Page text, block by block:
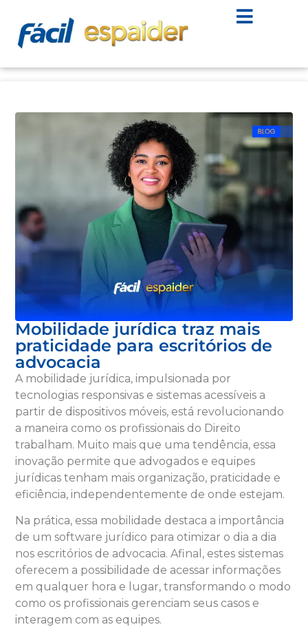
Mobilidade jurídica traz mais
praticidade para escritórios de
advocacia
A mobilidade jurídica, impulsionada por
tecnologias responsivas e sistemas acessíveis a
partir de dispositivos móveis, está revolucionando
a maneira como os profissionais do Direito
trabalham. Muito mais que uma tendência, essa
inovação permite que advogados e equipes
jurídicas tenham mais organização, praticidade e
eficiência, independentemente de onde estejam.
Na prática, essa mobilidade destaca a importância
de um software jurídico para otimizar o dia a dia
nos escritórios de advocacia. Afinal, estes sistemas
oferecem a possibilidade de acessar informações
em qualquer hora e lugar, transformando o modo
como os profissionais gerenciam seus casos e
interagem com as equipes.